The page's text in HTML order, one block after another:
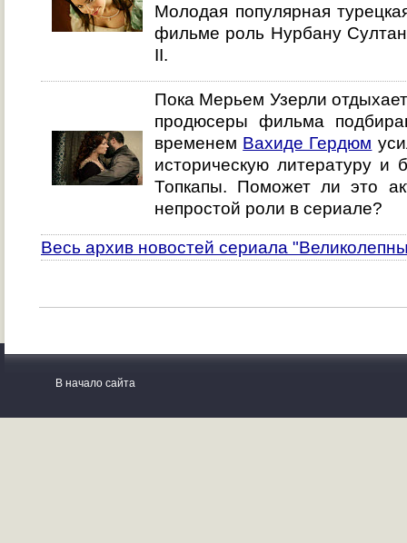
Молодая популярная
фильме роль Нурбану
II.
Пока Мерьем Узерли
продюсеры фильма
временем Вахиде Гердюм
историческую литературу и
Топкапы. Поможет ли это
непростой роли в сериале?
Весь архив новостей сериала
В начало сайта